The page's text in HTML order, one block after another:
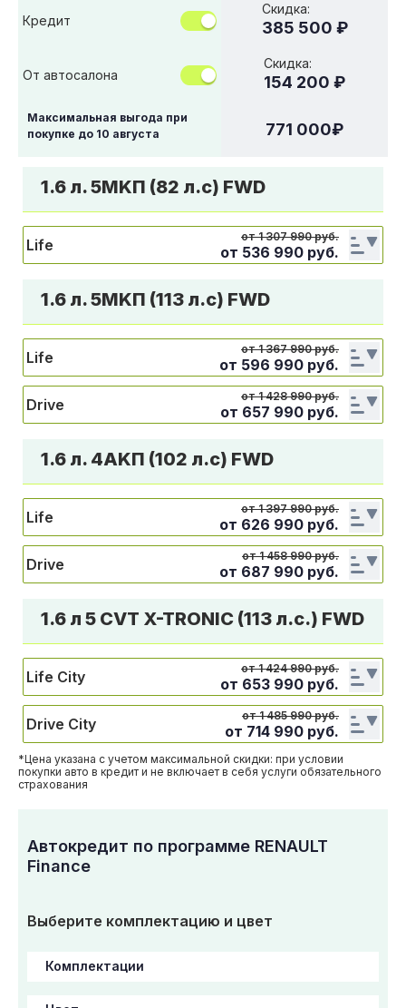
Кредит
Скидка:
385 500 ₽
От автосалона
Скидка:
154 200 ₽
Максимальная выгода при
покупке до 10 августа 771 000₽
1.6 л. 5MKП (82 л.с) FWD
Life от 1 307 990 руб.
от 536 990 руб.
1.6 л. 5MKП (113 л.с) FWD
Life от 1 367 990 руб.
от 596 990 руб.
Drive от 1 428 990 руб.
от 657 990 руб.
1.6 л. 4АKП (102 л.с) FWD
Life от 1 397 990 руб.
от 626 990 руб.
Drive от 1 458 990 руб.
от 687 990 руб.
1.6 л 5 CVT X-TRONIC (113 л.с.) FWD
Life City от 1 424 990 руб.
от 653 990 руб.
Drive City от 1 485 990 руб.
от 714 990 руб.
*Цена указана с учетом максимальной скидки: при условии
покупки авто в кредит и не включает в себя услуги обязательного
страхования
Автокредит по программе RENAULT
Finance
Выберите комплектацию и цвет